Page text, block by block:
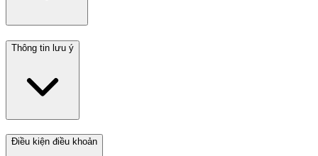
Thông tin lưu ý
Điều kiện điều khoản